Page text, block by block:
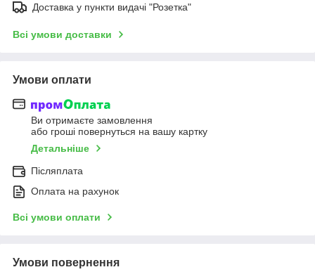
Доставка у пункти видачі "Розетка"
Всі умови доставки
Умови оплати
Ви отримаєте замовлення
або гроші повернуться на вашу картку
Детальніше
Післяплата
Оплата на рахунок
Всі умови оплати
Умови повернення